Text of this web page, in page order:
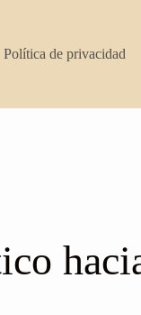
Política de privacidad